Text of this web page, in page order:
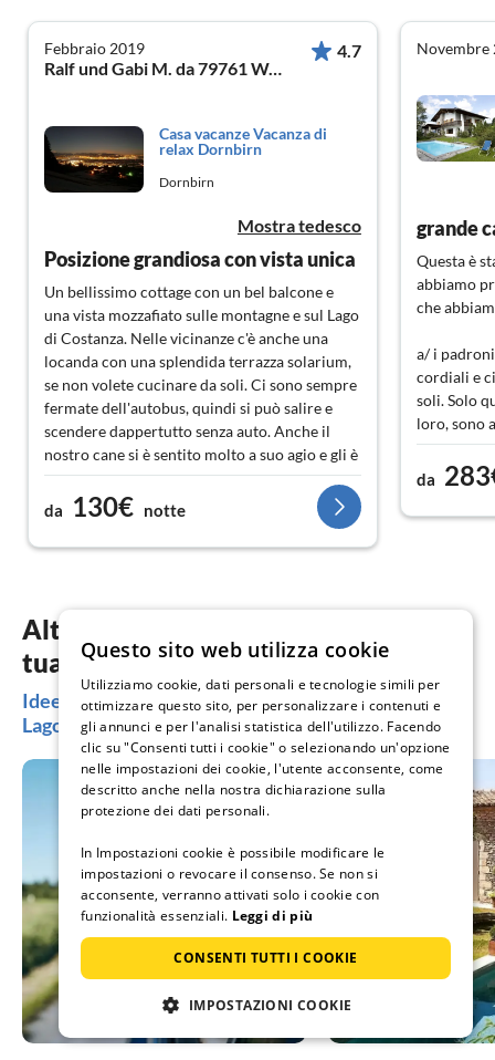
Febbraio 2019
Ralf und Gabi M. da 79761 Waldshut-Tiengen
4.7
Casa vacanze Vacanza di
relax Dornbirn
Dornbirn
Mostra tedesco
Posizione grandiosa con vista unica
Un bellissimo cottage con un bel balcone e
una vista mozzafiato sulle montagne e sul Lago
di Costanza. Nelle vicinanze c'è anche una
locanda con una splendida terrazza solarium,
se non volete cucinare da soli. Ci sono sempre
fermate dell'autobus, quindi si può salire e
scendere dappertutto senza auto. Anche il
nostro cane si è sentito molto a suo agio e gli è
piaciuto particolarmente prendere il sole sul
balcone. Proprietario molto gentile e
disponibile. Raccomandiamo sicuramente
questo alloggio.
da 130€ notte
Novembre
grande
Questa è
abbiamo
che
a/ i
cordiali e
soli. Solo
loro, sono
b/ La vista
giorno.
potuto fare
d/ I
possibile
(Svizzera,
e/ Il
è un
la pena
locande
Tutto
molto
casa fin
da
Altra ispirazione per organizzare la
tua vacanza
Idee per le vacanze nella zona della Valle del Reno -
Lago di Costanza
Questo sito web utilizza cookie
Utilizziamo cookie, dati personali e tecnologie simili per
ottimizzare questo sito, per personalizzare i contenuti e
gli annunci e per l'analisi statistica dell'utilizzo. Facendo
clic su "Consenti tutti i cookie" o selezionando un'opzione
nelle impostazioni dei cookie, l'utente acconsente, come
descritto anche nella nostra dichiarazione sulla
protezione dei dati personali.
In Impostazioni cookie è possibile modificare le
impostazioni o revocare il consenso. Se non si
acconsente, verranno attivati solo i cookie con
funzionalità essenziali. Leggi di più
CONSENTI TUTTI I COOKIE
IMPOSTAZIONI COOKIE